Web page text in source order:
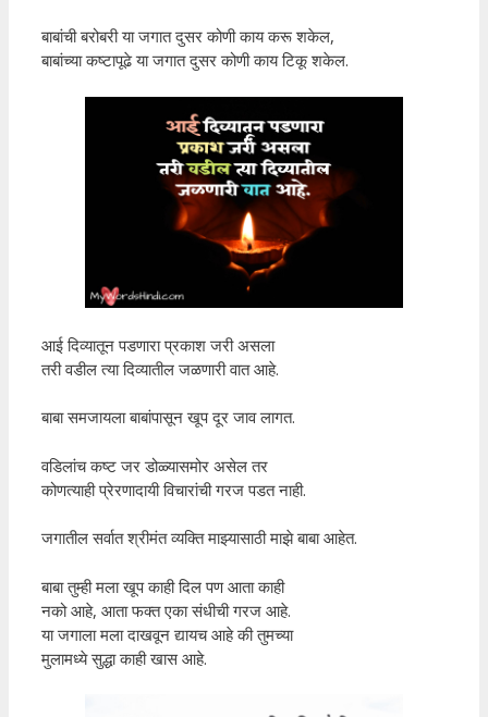
बाबांची बरोबरी या जगात दुसर कोणी काय करू शकेल,
बाबांच्या कष्टापूढे या जगात दुसर कोणी काय टिकू शकेल.
आई दिव्यातून पडणारा प्रकाश जरी असला
तरी वडील त्या दिव्यातील जळणारी वात आहे.
बाबा समजायला बाबांपासून खूप दूर जाव लागत.
वडिलांच कष्ट जर डोळ्यासमोर असेल तर
कोणत्याही प्रेरणादायी विचारांची गरज पडत नाही.
जगातील सर्वात श्रीमंत व्यक्ति माझ्यासाठी माझे बाबा आहेत.
बाबा तुम्ही मला खूप काही दिल पण आता काही
नको आहे, आता फक्त एका संधीची गरज आहे.
या जगाला मला दाखवून द्यायच आहे की तुमच्या
मुलामध्ये सुद्धा काही खास आहे.